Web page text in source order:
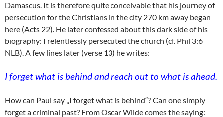
Damascus. It is therefore quite conceivable that his journey of
persecution for the Christians in the city 270 km away began
here (Acts 22). He later confessed about this dark side of his
biography: I relentlessly persecuted the church (cf. Phil 3:6
NLB). A few lines later (verse 13) he writes:
I forget what is behind and reach out to what is ahead.
How can Paul say „I forget what is behind“? Can one simply
forget a criminal past? From Oscar Wilde comes the saying: